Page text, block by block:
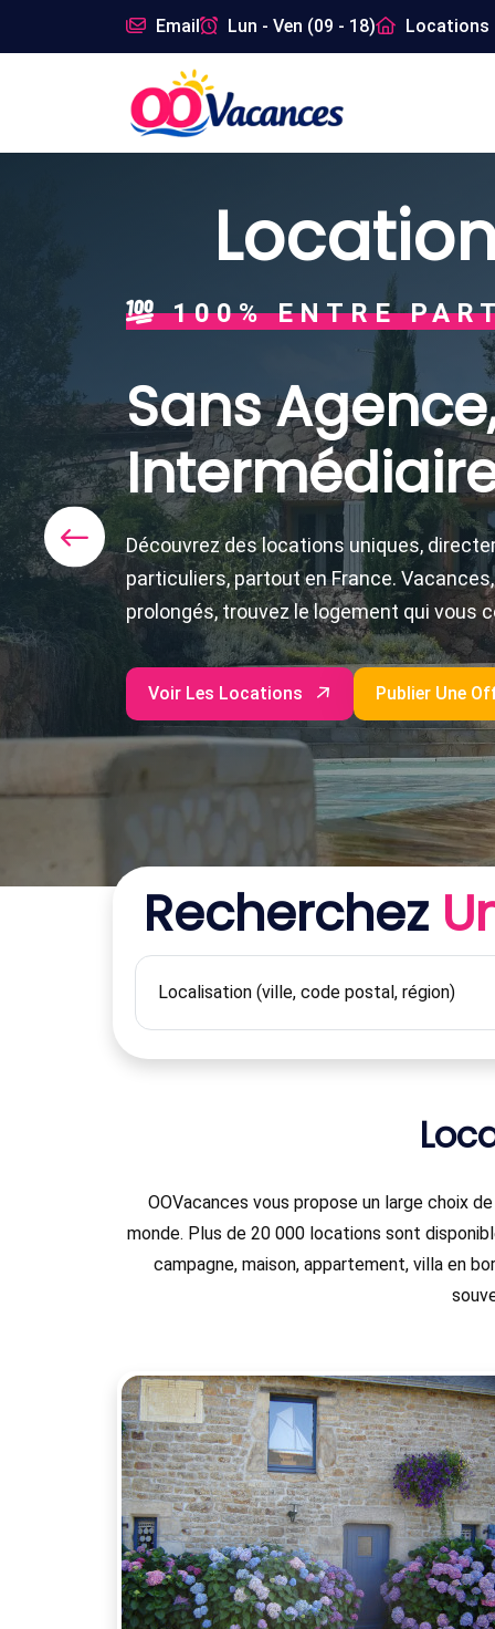
Email Lun - Ven (09 - 18) Locations
LOCATIONS
Plage,
Ville Ou
Réservez directement auprès de
vacances, appartements ou chalets.
authentique, convivial et souvent plus
intermédiaire.
Voir Les Locations
Recherchez
OOVacances vous propose un large choix
monde. Plus de 20 000 locations sont
campagne, maison, appartement, villa en